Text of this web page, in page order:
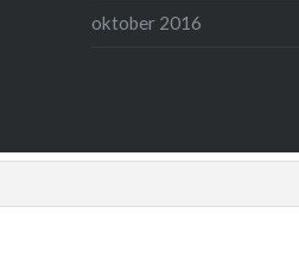
oktober 2016